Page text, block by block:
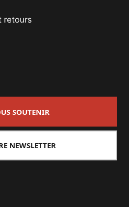
retours
SOUTENIR
NEWSLETTER